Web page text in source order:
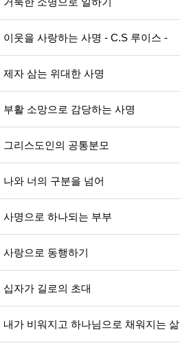
이웃을 사랑하는 사명 - C.S 루이스 -
제자 삼는 위대한 사명
부활 소망으로 감당하는 사명
그리스도인의 공통분모
나와 너의 구분을 넘어
사명으로 하나되는 부부
사랑으로 동행하기
십자가 길로의 초대
내가 비워지고 하나님으로 채워지는 삶